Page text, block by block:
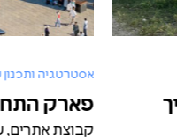
אסטרטגיה ותכנון
פארק
קבוצת אתרים,